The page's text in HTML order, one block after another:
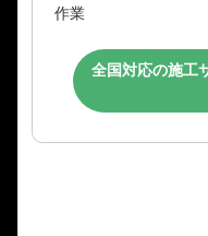
作業
全国対応の施工